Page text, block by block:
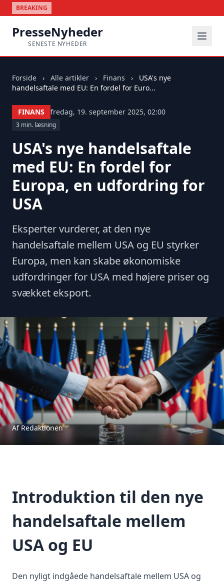
BREAKING
PresseNyheder
SENESTE NYHEDER
Forside › Alle artikler › Finans ›
USA's nye
handelsaftale med EU: En fordel for Euro...
FINANS fredag, 19. september 2025, 02:00
3 min. læsning
USA's nye handelsaftale
med EU: En fordel for
Europa, en udfordring for
USA
Eksperter vurderer, at den nye
handelsaftale mellem USA og EU styrker
Europa, men kan skabe økonomiske
udfordringer for USA med højere priser og
svækket eksport.
Af Redaktionen
Introduktion til den nye
handelsaftale mellem
USA og EU
Den nyligt indgåede handelsaftale mellem USA og